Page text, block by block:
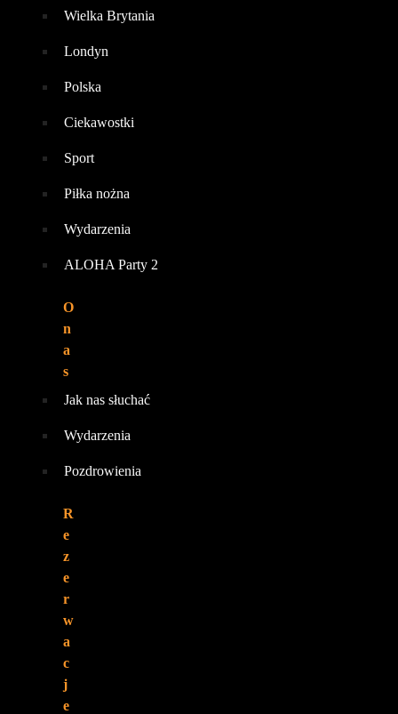
Wielka Brytania
Londyn
Polska
Ciekawostki
Sport
Piłka nożna
Wydarzenia
ALOHA Party 2
O
n
a
s
Jak nas słuchać
Wydarzenia
Pozdrowienia
R
e
z
e
r
w
a
c
j
e